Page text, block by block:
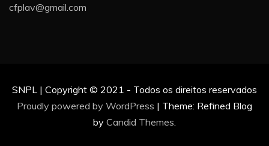
cfplav@gmail.com
SNPL | Copyright © 2021 - Todos os direitos reservados
Proudly powered by WordPress | Theme: Refined Blog
by Candid Themes.